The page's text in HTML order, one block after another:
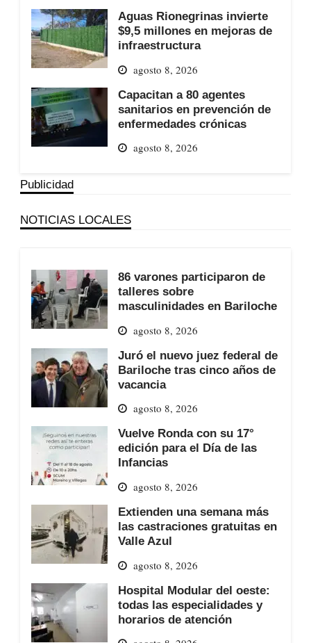
Aguas Rionegrinas invierte
$9,5 millones en mejoras de
infraestructura
agosto 8, 2026
Capacitan a 80 agentes
sanitarios en prevención de
enfermedades crónicas
agosto 8, 2026
Publicidad
NOTICIAS LOCALES
86 varones participaron de
talleres sobre
masculinidades en Bariloche
agosto 8, 2026
Juró el nuevo juez federal de
Bariloche tras cinco años de
vacancia
agosto 8, 2026
Vuelve Ronda con su 17°
edición para el Día de las
Infancias
agosto 8, 2026
Extienden una semana más
las castraciones gratuitas en
Valle Azul
agosto 8, 2026
Hospital Modular del oeste:
todas las especialidades y
horarios de atención